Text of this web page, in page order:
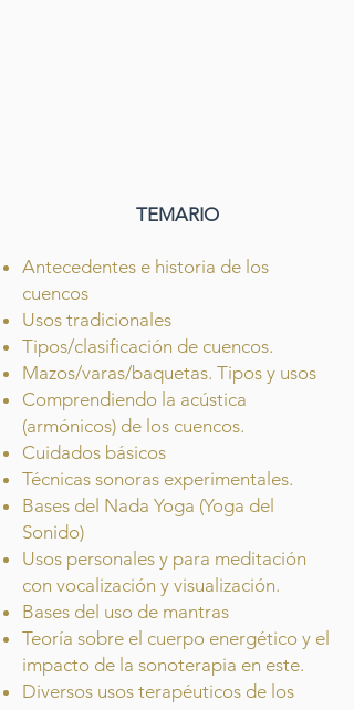
TEMARIO
Antecedentes e historia de los
cuencos
Usos tradicionales
Tipos/clasificación de cuencos.
Mazos/varas/baquetas. Tipos y usos
Comprendiendo la acústica
(armónicos) de los cuencos.
Cuidados básicos
Técnicas sonoras experimentales.
Bases del Nada Yoga (Yoga del
Sonido)
Usos personales y para meditación
con vocalización y visualización.
Bases del uso de mantras
Teoría sobre el cuerpo energético y el
impacto de la sonoterapia en este.
Diversos usos terapéuticos de los